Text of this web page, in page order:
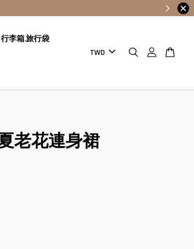
行李箱.旅行袋
老花連身裙